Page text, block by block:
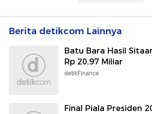
Berita detikcom Lainnya
Batu Bara Hasil
Rp 20,97 Miliar
detikFinance
Final Piala Presiden